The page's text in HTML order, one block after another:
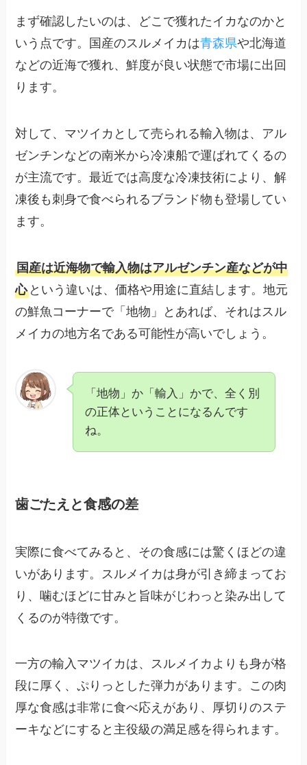
まず確認したいのは、どこで獲れたイカなのかと
いう点です。国産のスルメイカは青森県や北海道
などの近海で獲れ、鮮度が良い状態で市場に出回
ります。
対して、マツイカとして売られる輸入物は、アル
ゼンチンなどの南米から冷凍船で運ばれてくるの
が主流です。最近では高度な冷凍技術により、解
凍後も刺身で食べられるブランド物も登場してい
ます。
国産は近海物で輸入物はアルゼンチン産などが中
心 という違いは、価格や用途に直結します。地元
の鮮魚コーナーで「地物」とあれば、それはスル
メイカの地方名である可能性が高いでしょう。
「地物」か「輸入」かで、全く別
の正体ということになるんです
ね。
歯ごたえと食感の差
実際に食べてみると、その食感には驚くほどの違
いがあります。スルメイカは身が引き締まってお
り、噛むほどに甘みと旨味がじわっと染み出して
くるのが特徴です。
一方の輸入マツイカは、スルメイカよりも身が格
段に厚く、ぷりっとした弾力があります。この肉
厚な食感は非常に食べ応えがあり、厚切りのステ
ーキなどにすると主役級の満足感を得られます。